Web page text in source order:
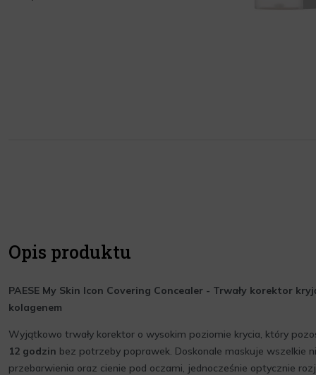
Opis produktu
PAESE My Skin Icon Covering Concealer - Trwały korektor
kolagenem
Wyjątkowo trwały korektor o wysokim poziomie krycia, który
12 godzin bez potrzeby poprawek. Doskonale maskuje wszelkie
przebarwienia oraz cienie pod oczami, jednocześnie optycznie